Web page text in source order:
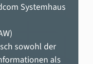
Systemhaus
sowohl der
als